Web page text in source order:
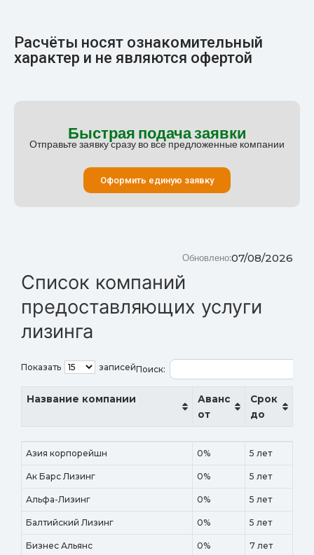
Расчёты носят ознакомительный
характер и не являются офертой
Быстрая подача заявки
Отправьте заявку сразу во все предложенные компании
Оформить единую заявку
07/08/2026
Обновлено:
Список компаний
предоставляющих услуги
лизинга
Показать записейПоиск:
Название компании
Аванс
от
Срок
до
Название компании
Аванс
Срок
Азия корпорейшн 0% 5 лет
Ак Барс Лизинг 0% 5 лет
Альфа-Лизинг 0% 5 лет
Балтийский Лизинг 0% 5 лет
Бизнес Альянс 0% 7 лет